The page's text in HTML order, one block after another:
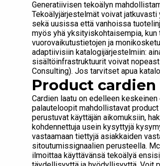
Generatiivisen tekoälyn
Tekoälyjärjestelmät voivat
sekä uusissa että vanhoissa
myös yhä yksityiskohtaisempia,
vuorovaikutustietojen ja
adaptiivisiin katalogijärjestelmiin:
sisältöinfrastruktuurit voivat
Consulting). Jos tarvitset apua
Product
Cardien laatu on edelleen
palauteloopit mahdollistavat
perustuvat käyttäjän aikomuksiin,
kohdennettuja usein kysyttyjä
vastaamaan tiettyjä asiakkaiden
sitoutumissignaalien perusteella.
ilmoittaa käyttävänsä tekoälyä